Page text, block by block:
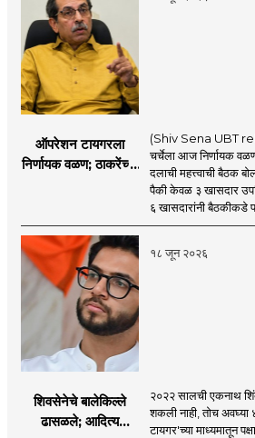
ऑपरेशन टायगरला
निर्णायक वळण; ठाकरेंच्या
विलीन होण्याचा प्रस्ताव?
(Shiv Sena UBT
चर्चेला आज निर्णायक
दलाची महत्त्वाची बैठक
पैकी केवळ ३ खासदार
६ खासदारांनी बैठकीकडे
१८ जून २०२६
शिवसेनेचे बालेकिल्ले
ढासळले; आदित्य
२०२२ सालची एकनाथ
शकली नाही, तोच
टायगर'च्या माध्यमातून